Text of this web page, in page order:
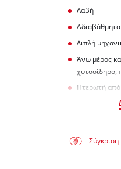
Λαβή
Διπλή
Άνω μέρος
χυτοσίδηρο,
Πτερωτή